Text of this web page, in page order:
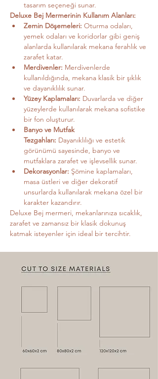
tasarım seçeneği sunar.
Deluxe Bej Mermerinin Kullanım Alanları:
Zemin Döşemeleri: Oturma odaları,
yemek odaları ve koridorlar gibi geniş
alanlarda kullanılarak mekana ferahlık ve
zarafet katar.
Merdivenler: Merdivenlerde
kullanıldığında, mekana klasik bir şıklık
ve dayanıklılık sunar.
Yüzey Kaplamaları: Duvarlarda ve diğer
yüzeylerde kullanılarak mekana sofistike
bir fon oluşturur.
Banyo ve Mutfak
Tezgahları: Dayanıklılığı ve estetik
görünümü sayesinde, banyo ve
mutfaklara zarafet ve işlevsellik sunar.
Dekorasyonlar: Şömine kaplamaları,
masa üstleri ve diğer dekoratif
unsurlarda kullanılarak mekana özel bir
karakter kazandırır.
Deluxe Bej mermeri, mekanlarınıza sıcaklık,
zarafet ve zamansız bir klasik dokunuş
katmak isteyenler için ideal bir tercihtir.